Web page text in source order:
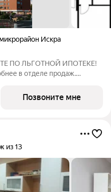
микрорайон Искра
ПО ЛЬГОТНОЙ ИПОТЕКЕ!
в отделе продаж.
своё пространство:
Позвоните мне
из 13